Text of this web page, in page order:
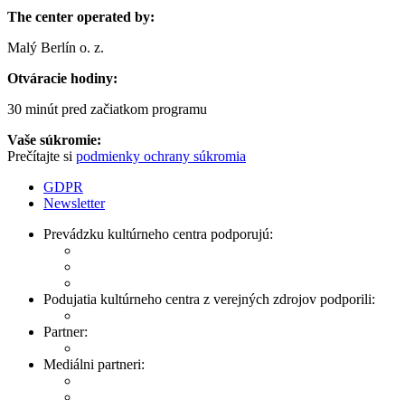
The center operated by:
Malý Berlín o. z.
Otváracie hodiny:
30 minút pred začiatkom programu
Vaše súkromie:
Prečítajte si podmienky ochrany súkromia
GDPR
Newsletter
Prevádzku kultúrneho centra podporujú:
Podujatia kultúrneho centra z verejných zdrojov podporili:
Partner:
Mediálni partneri: